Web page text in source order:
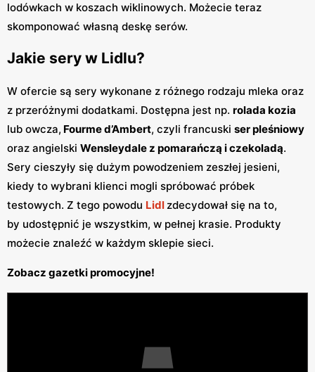
lodówkach w koszach wiklinowych. Możecie teraz
skomponować własną deskę serów.
Jakie sery w Lidlu?
W ofercie są sery wykonane z różnego rodzaju mleka oraz
z przeróżnymi dodatkami. Dostępna jest np. rolada kozia
lub owcza, Fourme d’Ambert, czyli francuski ser pleśniowy
oraz angielski Wensleydale z pomarańczą i czekoladą.
Sery cieszyły się dużym powodzeniem zeszłej jesieni,
kiedy to wybrani klienci mogli spróbować próbek
testowych. Z tego powodu Lidlzdecydował się na to,
by udostępnić je wszystkim, w pełnej krasie. Produkty
możecie znaleźć w każdym sklepie sieci.
Zobacz gazetki promocyjne!